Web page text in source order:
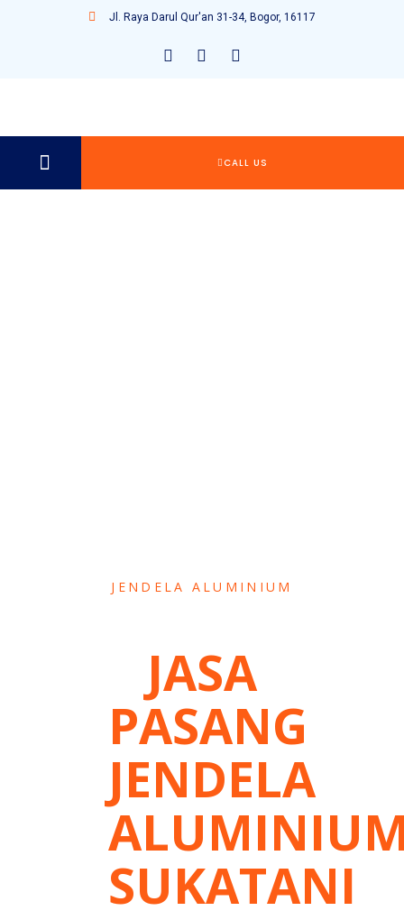
Jl. Raya Darul Qur'an 31-34, Bogor, 16117
CALL US
JENDELA ALUMINIUM
JASA
PASANG
JENDELA
SUKATANI